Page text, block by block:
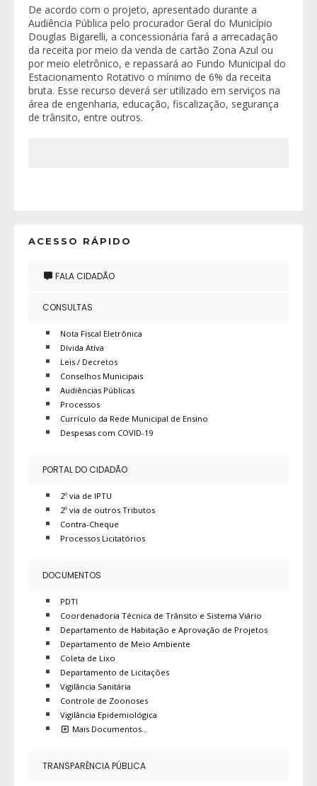
De acordo com o projeto, apresentado durante a
Audiência Pública pelo procurador Geral do Município
Douglas Bigarelli, a concessionária fará a arrecadação
da receita por meio da venda de cartão Zona Azul ou
por meio eletrônico, e repassará ao Fundo Municipal do
Estacionamento Rotativo o mínimo de 6% da receita
bruta. Esse recurso deverá ser utilizado em serviços na
área de engenharia, educação, fiscalização, segurança
de trânsito, entre outros.
ACESSO RÁPIDO
FALA CIDADÃO
CONSULTAS
Nota Fiscal Eletrônica
Dívida Atíva
Leis / Decretos
Conselhos Municipais
Audiências Públicas
Processos
Currículo da Rede Municipal de Ensino
Despesas com COVID-19
PORTAL DO CIDADÃO
2º via de IPTU
2º via de outros Tributos
Contra-Cheque
Processos Licitatórios
DOCUMENTOS
PDTI
Coordenadoria Técnica de Trânsito e Sistema Viário
Departamento de Habitação e Aprovação de Projetos
Departamento de Meio Ambiente
Coleta de Lixo
Departamento de Licitações
Vigilância Sanitária
Controle de Zoonoses
Vigilância Epidemiológica
Mais Documentos…
TRANSPARÊNCIA PÚBLICA